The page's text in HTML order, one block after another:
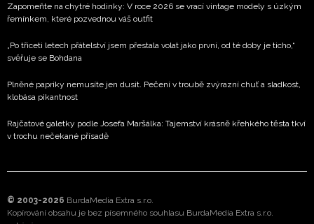
Zapomeňte na chytré hodinky: V roce 2026 se vrací vintage modely s úzkým
řemínkem, které pozvednou váš outfit
„Po třiceti letech přátelství jsem přestala volat jako první, od té doby je ticho,“
svěřuje se Bohdana
Plněné papriky nemusíte jen dusit. Pečení v troubě zvýrazní chuť a sladkost,
klobása pikantnost
Rajčatové galetky podle Josefa Maršálka: Tajemství krásně křehkého těsta tkví
v trochu nečekané přísadě
© 2003-2026 BurdaMedia Extra s.r.o.
Kopírování obsahu je bez písemného souhlasu BurdaMedia Extra s.r.o.